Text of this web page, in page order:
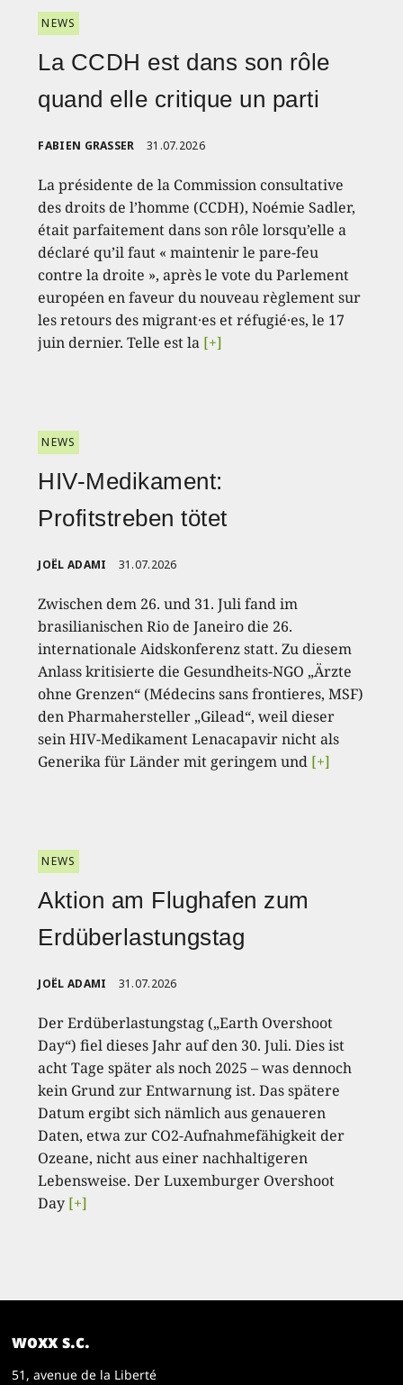
NEWS
La CCDH est dans son rôle
quand elle critique un parti
FABIEN GRASSER 31.07.2026
La présidente de la Commission consultative
des droits de l’homme (CCDH), Noémie Sadler,
était parfaitement dans son rôle lorsqu’elle a
déclaré qu’il faut « maintenir le pare-feu
contre la droite », après le vote du Parlement
européen en faveur du nouveau règlement sur
les retours des migrant·es et réfugié·es, le 17
juin dernier. Telle est la [+]
NEWS
HIV-Medikament:
Profitstreben tötet
JOËL ADAMI 31.07.2026
Zwischen dem 26. und 31. Juli fand im
brasilianischen Rio de Janeiro die 26.
internationale Aidskonferenz statt. Zu diesem
Anlass kritisierte die Gesundheits-NGO „Ärzte
ohne Grenzen“ (Médecins sans frontieres, MSF)
den Pharmahersteller „Gilead“, weil dieser
sein HIV-Medikament Lenacapavir nicht als
Generika für Länder mit geringem und [+]
NEWS
Aktion am Flughafen zum
Erdüberlastungstag
JOËL ADAMI 31.07.2026
Der Erdüberlastungstag („Earth Overshoot
Day“) fiel dieses Jahr auf den 30. Juli. Dies ist
acht Tage später als noch 2025 – was dennoch
kein Grund zur Entwarnung ist. Das spätere
Datum ergibt sich nämlich aus genaueren
Daten, etwa zur CO2-Aufnahmefähigkeit der
Ozeane, nicht aus einer nachhaltigeren
Lebensweise. Der Luxemburger Overshoot
Day [+]
woxx s.c.
51, avenue de la Liberté